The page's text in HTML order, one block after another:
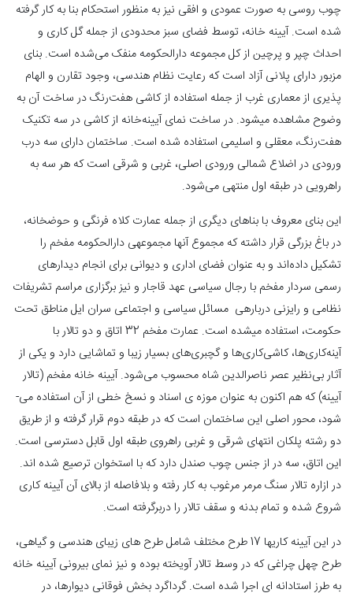
چوب روسی به­ صورت عمودی و افقی نیز به منظور استحکام بنا به کار گرفته
شده است. آیینه‌ خانه، توسط فضای سبز محدودی از جمله گل‌ کاری و
احداث چپر و پرچین از کل مجموعه دارالحکومه منفک می‌شده است. بنای
مزبور دارای پلانی آزاد است که رعایت نظام هندسی، وجود تقارن و الهام‌
پذیری از معماری غرب از جمله استفاده از کاشی هفت‌رنگ در ساخت آن به
وضوح مشاهده می­شود. در ساخت نمای آیینه‌خانه از کاشی در سه تکنیک
هفت‌رنگ، معقلی و اسلیمی استفاده شده است. ساختمان دارای سه درب
ورودی در اضلاع شمالی ورودی اصلی، غربی و شرقی است که هر سه به
راهرویی در طبقه اول منتهی می‌شود.
این بنای معروف با بناهای دیگری از جمله عمارت کلاه‌ فرنگی و حوض­خانه،
در باغ بزرگی قرار داشته که مجموع آنها مجموعه­ی دارالحکومه مفخم را
تشکیل داده‌اند و به­ عنوان فضای اداری و دیوانی برای انجام دیدارهای
رسمی سردار مفخم با رجال سیاسی عهد قاجار و نیز برگزاری مراسم تشریفات
نظامی و رایزنی درباره­ی مسائل سیاسی و اجتماعی سران ایل مناطق تحت
حکومت، استفاده می­شده ‌است. عمارت مفخم 32 اتاق و دو تالار با
آینه‌کاری‌ها، کاشی‌کاری‌ها و گچبری‌های بسیار زیبا و تماشایی دارد و یکی از
آثار بی‌نظیر عصر ناصرالدین شاه محسوب می‌شود. آیینه خانه مفخم (تالار
آیینه) که هم­ اکنون به­ عنوان موزه­ ی اسناد و نسخ خطی از آن استفاده می­
شود، محور اصلی این ساختمان است که در طبقه دوم قرار گرفته و از طریق
دو رشته پلکان انتهای شرقی و غربی راهروی طبقه اول قابل دسترسی است.
این اتاق، سه در از جنس چوب صندل دارد که با استخوان ترصیع شده­ اند.
در ازاره­ تالار سنگ مرمر مرغوب به­ کار رفته و بلافاصله از بالای آن آیینه­ کاری
شروع شده و تمام بدنه و سقف تالار را دربرگرفته است.
در این آیینه­ کاری­ها 17 طرح مختلف شامل طرح های زیبای هندسی و گیاهی،
طرح چهل­ چراغی که در وسط تالار آویخته بوده و نیز نمای بیرونی آیینه خانه
به طرز استادانه ای اجرا شده است. گرداگرد بخش فوقانی دیوارها، در